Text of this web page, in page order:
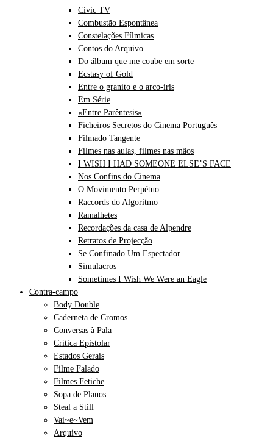
Civic TV
Combustão Espontânea
Constelações Fílmicas
Contos do Arquivo
Do álbum que me coube em sorte
Ecstasy of Gold
Entre o granito e o arco-íris
Em Série
«Entre Parêntesis»
Ficheiros Secretos do Cinema Português
Filmado Tangente
Filmes nas aulas, filmes nas mãos
I WISH I HAD SOMEONE ELSE’S FACE
Nos Confins do Cinema
O Movimento Perpétuo
Raccords do Algoritmo
Ramalhetes
Recordações da casa de Alpendre
Retratos de Projecção
Se Confinado Um Espectador
Simulacros
Sometimes I Wish We Were an Eagle
Contra-campo
Body Double
Caderneta de Cromos
Conversas à Pala
Crítica Epistolar
Estados Gerais
Filme Falado
Filmes Fetiche
Sopa de Planos
Steal a Still
Vai~e~Vem
Arquivo